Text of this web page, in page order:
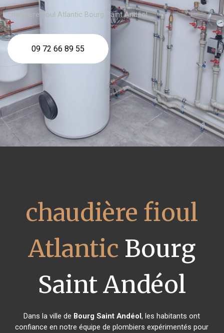
chaudière fioul Atlantic Bourg Saint Andéol
09 72 66 89 55
chaudière fioul
Atlantic Bourg
Saint Andéol
Dans la ville de Bourg Saint Andéol, les habitants ont
confiance en notre équipe de plombiers expérimentés pour